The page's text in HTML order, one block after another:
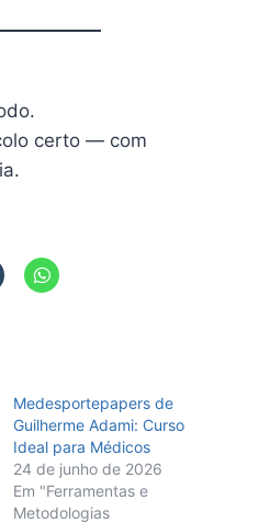
certo — com
Medesportepapers de
Guilherme Adami: Curso
Ideal para Médicos
24 de junho de 2026
Em "Ferramentas e
Metodologias